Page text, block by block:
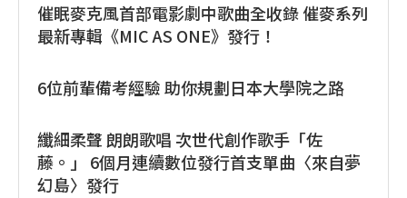
催眠麥克風首部電影劇中歌曲全收錄 催麥系列
最新專輯《MIC AS ONE》發行！
6位前輩備考經驗 助你規劃日本大學院之路
纖細柔聲 朗朗歌唱 次世代創作歌手「佐
藤。」 6個月連續數位發行首支單曲〈來自夢
幻島〉發行